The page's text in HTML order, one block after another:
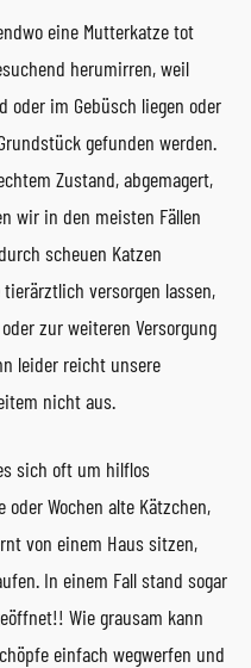
eine Mutterkatze tot
herumirren, weil
oder im Gebüsch liegen oder
gefunden werden.
Zustand, abgemagert,
wir in den meisten Fällen
scheuen Katzen
versorgen lassen,
zur weiteren Versorgung
leider reicht unsere
nicht aus.
sich oft um hilflos
oder Wochen alte Kätzchen,
von einem Haus sitzen,
In einem Fall stand sogar
Wie grausam kann
einfach wegwerfen und